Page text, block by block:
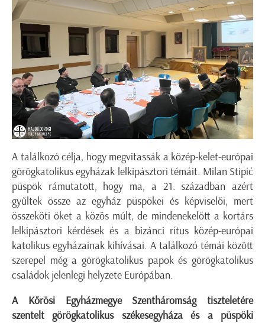
A találkozó célja, hogy megvitassák a közép-kelet-európai
görögkatolikus egyházak lelkipásztori témáit. Milan Stipić
püspök rámutatott, hogy ma, a 21. században azért
gyűltek össze az egyház püspökei és képviselői, mert
összeköti őket a közös múlt, de mindenekelőtt a kortárs
lelkipásztori kérdések és a bizánci rítus közép-európai
katolikus egyházainak kihívásai. A találkozó témái között
szerepel még a görögkatolikus papok és görögkatolikus
családok jelenlegi helyzete Európában.
A Kőrösi Egyházmegye Szentháromság tiszteletére
szentelt görögkatolikus székesegyháza és a püspöki